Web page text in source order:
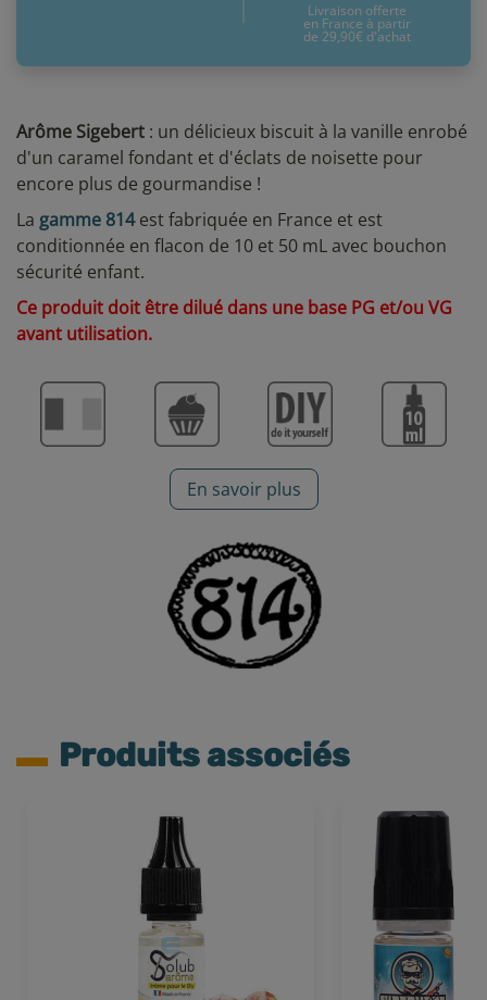
Arôme Sigebert : un délicieux biscuit à la vanille enrobé
d'un caramel fondant et d'éclats de noisette pour
encore plus de gourmandise !
La gamme 814est fabriquée en France et est
conditionnée en flacon de 10 et 50 mL avec bouchon
sécurité enfant.
Ce produit doit être dilué dans une base PG et/ou VG
avant utilisation.
En savoir plus
Livraison offerte
en France à partir
de 29,90€ d'achat
Produits associés